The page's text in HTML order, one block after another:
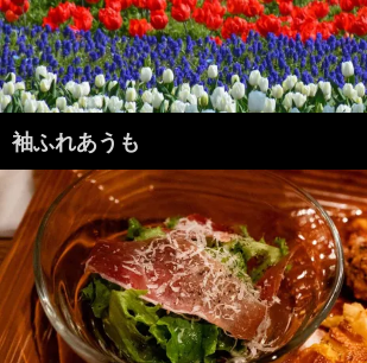
コ
ン
テ
ン
ツ
へ
ッ
プ
袖ふれあうも
検
索